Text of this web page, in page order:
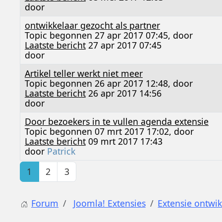
door
ontwikkelaar gezocht als partner
Topic begonnen 27 apr 2017 07:45, door
Laatste bericht27 apr 2017 07:45
door
Artikel teller werkt niet meer
Topic begonnen 26 apr 2017 12:48, door
Laatste bericht26 apr 2017 14:56
door
Door bezoekers in te vullen agenda extensie
Topic begonnen 07 mrt 2017 17:02, door
Laatste bericht09 mrt 2017 17:43
door Patrick
1
2 3
Forum Joomla! Extensies Extensie